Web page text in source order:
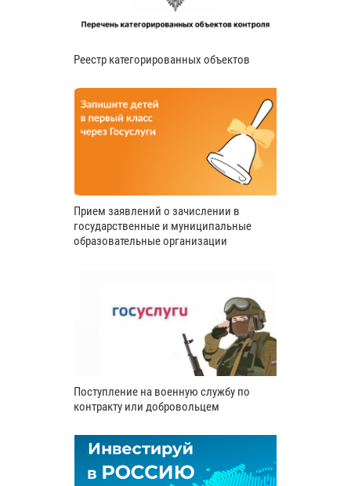
Реестр категорированных объектов
Прием заявлений о зачислении в
государственные и муниципальные
образовательные организации
Поступление на военную службу по
контракту или добровольцем